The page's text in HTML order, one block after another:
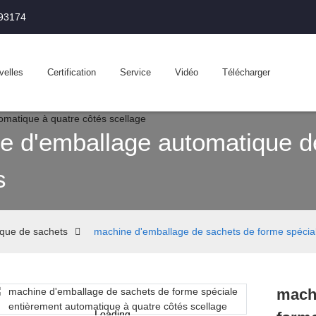
Certification Service Vidéo Télécharger
d'emballage automatique
de sachets machine d'emballage de sachets de forme
Loading...
Loading...